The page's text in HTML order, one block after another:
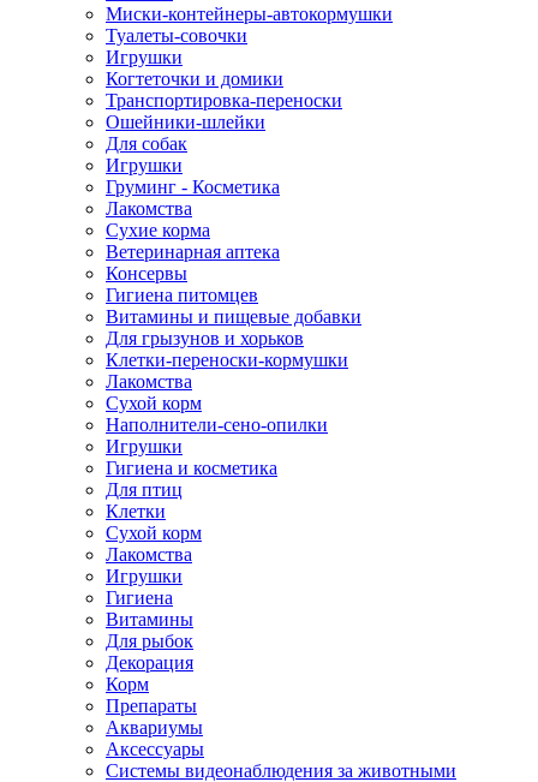
Миски-контейнеры-автокормушки
Туалеты-совочки
Игрушки
Когтеточки и домики
Транспортировка-переноски
Ошейники-шлейки
Для собак
Игрушки
Груминг - Косметика
Лакомства
Сухие корма
Ветеринарная аптека
Консервы
Гигиена питомцев
Витамины и пищевые добавки
Для грызунов и хорьков
Клетки-переноски-кормушки
Лакомства
Сухой корм
Наполнители-сено-опилки
Игрушки
Гигиена и косметика
Для птиц
Клетки
Сухой корм
Лакомства
Игрушки
Гигиена
Витамины
Для рыбок
Декорация
Корм
Препараты
Аквариумы
Аксессуары
Cистемы видеонаблюдения за животными